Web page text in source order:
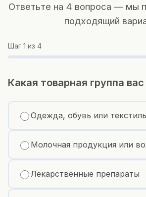
Ответьте на 4 вопроса — мы
подходящий
Шаг 1 из 4
Какая товарная группа
Одежда, обувь или текстиль
Молочная продукция или
Лекарственные препараты